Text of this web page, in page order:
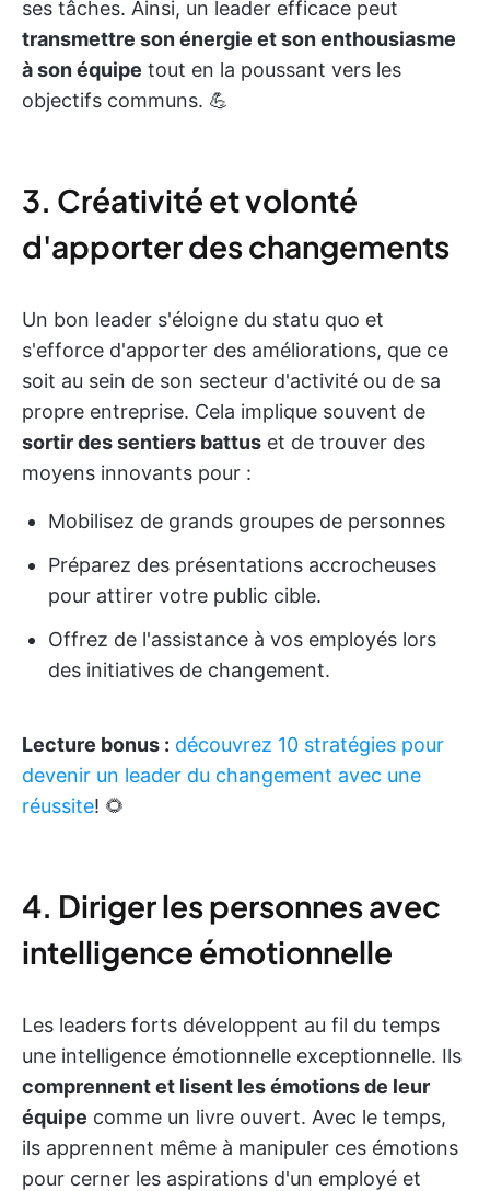
ses tâches. Ainsi, un leader efficace peut
transmettre son énergie et son enthousiasme
à son équipe tout en la poussant vers les
objectifs communs. 💪
3. Créativité et volonté
d'apporter des changements
Un bon leader s'éloigne du statu quo et
s'efforce d'apporter des améliorations, que ce
soit au sein de son secteur d'activité ou de sa
propre entreprise. Cela implique souvent de
sortir des sentiers battus et de trouver des
moyens innovants pour :
Mobilisez de grands groupes de personnes
Préparez des présentations accrocheuses
pour attirer votre public cible.
Offrez de l'assistance à vos employés lors
des initiatives de changement.
Lecture bonus : découvrez 10 stratégies pour
devenir un leader du changement avec une
réussite! 🌻
4. Diriger les personnes avec
intelligence émotionnelle
Les leaders forts développent au fil du temps
une intelligence émotionnelle exceptionnelle. Ils
comprennent et lisent les émotions de leur
équipe comme un livre ouvert. Avec le temps,
ils apprennent même à manipuler ces émotions
pour cerner les aspirations d'un employé et